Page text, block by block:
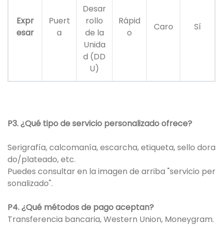
Expr
esar
Puert
a
Desar
rollo
de la
Unida
d (DD
U)
Rápid
o
Caro Sí
P3. ¿Qué tipo de servicio personalizado ofrece?
Serigrafía, calcomanía, escarcha, etiqueta, sello dora
do/plateado, etc.
Puedes consultar en la imagen de arriba "servicio per
sonalizado".
P4. ¿Qué métodos de pago aceptan?
Transferencia bancaria, Western Union, Moneygram.